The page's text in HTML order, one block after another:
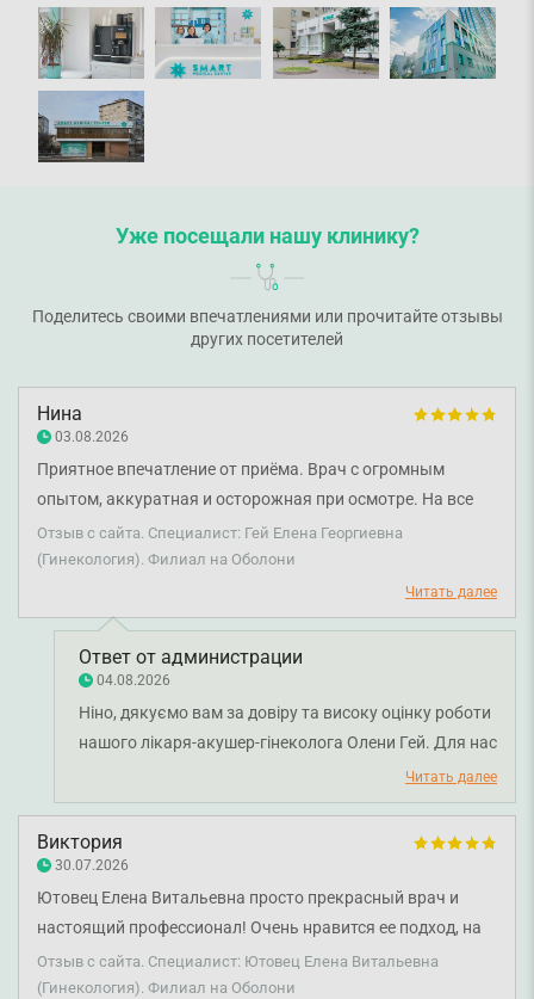
Уже посещали нашу клинику?
Поделитесь своими впечатлениями или прочитайте отзывы
других посетителей
Нина
03.08.2026
Приятное впечатление от приёма. Врач с огромным
опытом, аккуратная и осторожная при осмотре. На все
мои вопросы я получила исчерпывающий ответ. Если вы
в поиске своего гинеколога, рекомендую уверенно.
Отзыв с сайта. Специалист: Гей Елена Георгиевна
(Гинекология). Филиал на Оболони
Читать далее
Ответ от администрации
04.08.2026
Ніно, дякуємо вам за довіру та високу оцінку роботи
нашого лікаря-акушер-гінеколога Олени Гей. Для нас
важливо, щоб кожна пацієнтка почувалася
комфортно під час прийому, отримувала уважний
огляд і вичерпні відповіді на всі свої запитання.
Бажаємо вам міцного здоров'я!
Читать далее
Виктория
30.07.2026
Ютовец Елена Витальевна просто прекрасный врач и
настоящий профессионал! Очень нравится ее подход, на
приеме чувствуешь максимально комфортно, нет
никакого ощущения напряжения или неудобства.
Отзыв с сайта. Специалист: Ютовец Елена Витальевна
(Гинекология). Филиал на Оболони